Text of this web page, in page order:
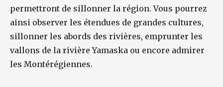
permettront de sillonner la région. Vous pourrez
ainsi observer les étendues de grandes cultures,
sillonner les abords des rivières, emprunter les
vallons de la rivière Yamaska ou encore admirer
les Montérégiennes.